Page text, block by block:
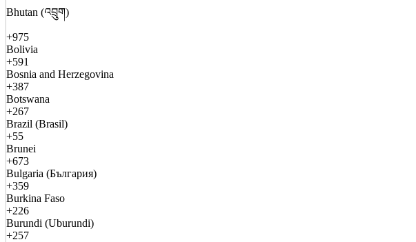
Bhutan (འབྲུག)
+975
Bolivia
+591
Bosnia and Herzegovina
+387
Botswana
+267
Brazil (Brasil)
+55
Brunei
+673
Bulgaria (България)
+359
Burkina Faso
+226
Burundi (Uburundi)
+257